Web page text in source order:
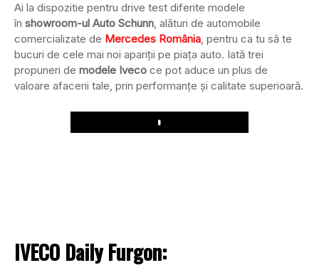
Ai la dispozitie pentru drive test diferite modele
în showroom-ul Auto Schunn, alături de automobile
comercializate de Mercedes România, pentru ca tu să te
bucuri de cele mai noi apariții pe piața auto. Iată trei
propuneri de modele Iveco ce pot aduce un plus de
valoare afacerii tale, prin performanțe și calitate superioară.
Play
IVECO Daily Furgon: